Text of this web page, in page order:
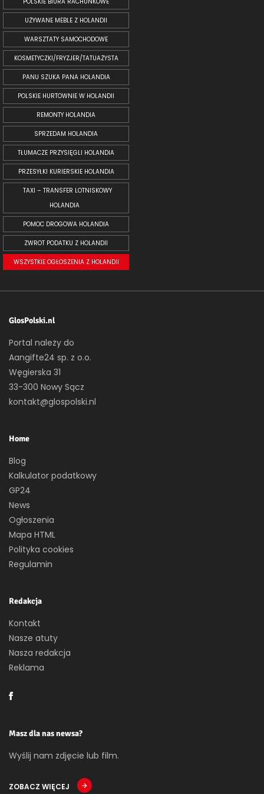
UŻYWANE MEBLE Z HOLANDII
WARSZTATY SAMOCHODOWE
KOSMETYCZKI/FRYZJER/TATUAŻYSTA
PANU SZUKA PANA HOLANDIA
POLSKIE HURTOWNIE W HOLANDII
REMONTY HOLANDIA
SPRZEDAM HOLANDIA
TŁUMACZE PRZYSIĘGLI HOLANDIA
PRZESYŁKI KURIERSKIE HOLANDIA
TAXI – TRANSFER LOTNISKOWY
HOLANDIA
POMOC DROGOWA HOLANDIA
ZWROT PODATKU Z HOLANDII
WSZYSTKIE OGŁOSZENIA Z HOLANDII
GlosPolski.nl
Portal należy do
Aangifte24 sp. z o.o.
Węgierska 31
33-300 Nowy Sącz
kontakt@glospolski.nl
Home
Blog
Kalkulator podatkowy
GP24
News
Ogłoszenia
Mapa HTML
Polityka cookies
Regulamin
Redakcja
Kontakt
Nasze atuty
Nasza redakcja
Reklama
Masz dla nas newsa?
Wyślij nam zdjęcie lub film.
ZOBACZ WIĘCEJ